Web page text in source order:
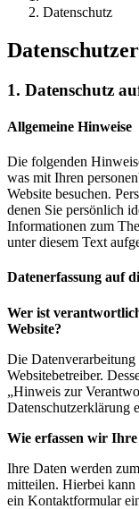
Datenschutz
1. Datenschutz
Allgemeine Hinweise
Die folgenden
was mit Ihren
Website besuchen.
denen Sie persönlich
Informationen zum
unter diesem Text
Datenerfassung auf
Wer ist
Website?
Die Datenverarbeitung
Websitebetreiber.
„Hinweis zur
Datenschutzerklärung
Wie erfassen wir Ihre
Ihre Daten werden
mitteilen. Hierbei kann
ein Kontaktformular